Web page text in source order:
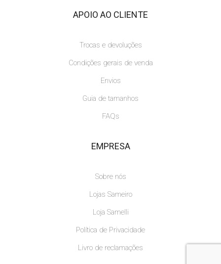
APOIO AO CLIENTE
Trocas e devoluções
Condições gerais de venda
Envios
Guia de tamanhos
FAQs
EMPRESA
Sobre nós
Lojas Sameiro
Loja Samelli
Política de Privacidade
Livro de reclamações